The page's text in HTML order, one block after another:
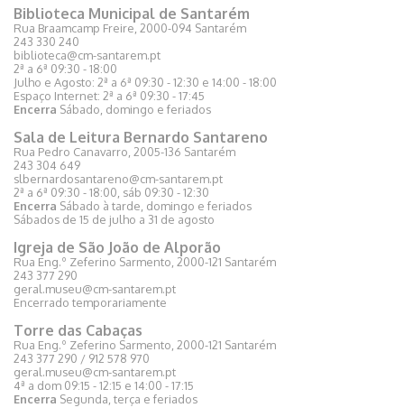
Biblioteca Municipal de Santarém
Rua Braamcamp Freire, 2000-094 Santarém
243 330 240
biblioteca@cm-santarem.pt
2ª a 6ª 09:30 - 18:00
Julho e Agosto: 2ª a 6ª 09:30 - 12:30 e 14:00 - 18:00
Espaço Internet: 2ª a 6ª 09:30 - 17:45
Encerra Sábado, domingo e feriados
Sala de Leitura Bernardo Santareno
Rua Pedro Canavarro, 2005-136 Santarém
243 304 649
slbernardosantareno@cm-santarem.pt
2ª a 6ª 09:30 - 18:00, sáb 09:30 - 12:30
Encerra Sábado à tarde, domingo e feriados
Sábados de 15 de julho a 31 de agosto
Igreja de São João de Alporão
Rua Eng.º Zeferino Sarmento, 2000-121 Santarém
243 377 290
geral.museu@cm-santarem.pt
Encerrado temporariamente
Torre das Cabaças
Rua Eng.º Zeferino Sarmento, 2000-121 Santarém
243 377 290 / 912 578 970
geral.museu@cm-santarem.pt
4ª a dom 09:15 - 12:15 e 14:00 - 17:15
Encerra Segunda, terça e feriados